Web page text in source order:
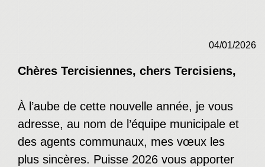
04/01/2026
Chères Tercisiennes, chers Tercisiens,
À l’aube de cette nouvelle année, je vous
adresse, au nom de l’équipe municipale et
des agents communaux, mes vœux les
plus sincères. Puisse 2026 vous apporter